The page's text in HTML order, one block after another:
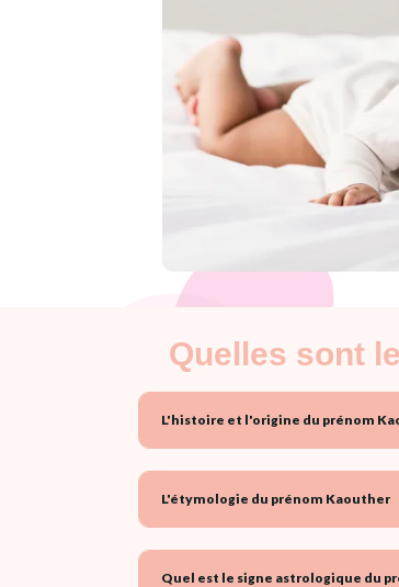
Quelles sont
L'histoire et l'origine du prénom
L'étymologie du prénom Kaouther
Quel est le signe astrologique du